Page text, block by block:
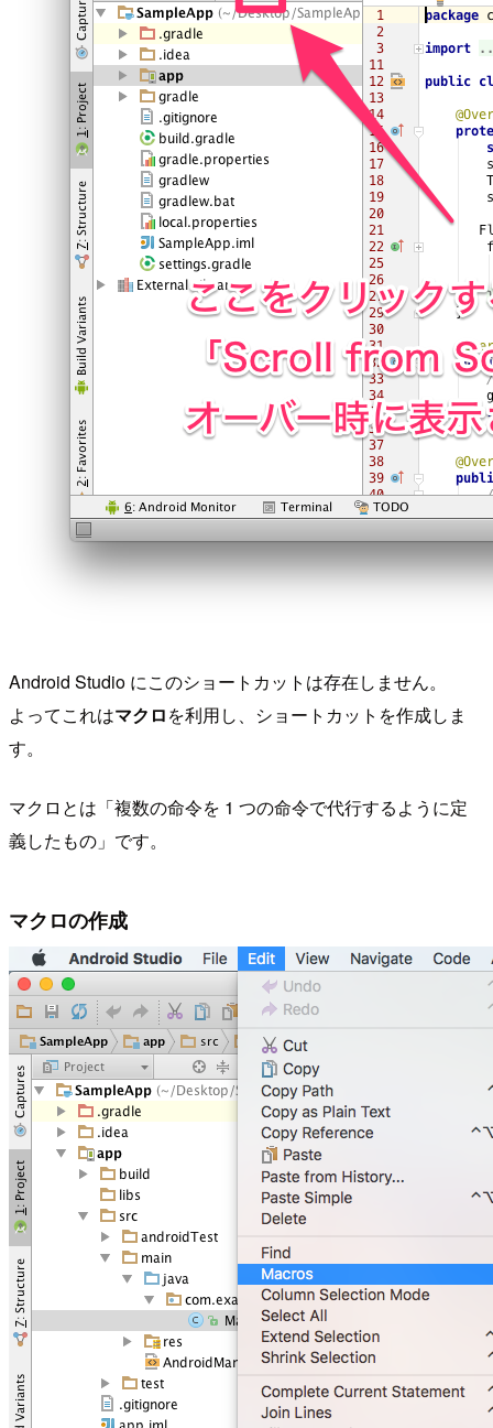
Android Studio にこのショートカットは存在しません。
よってこれはマクロを利用し、ショートカットを作成しま
す。
マクロとは「複数の命令を 1 つの命令で代行するように定
義したもの」です。
マクロの作成